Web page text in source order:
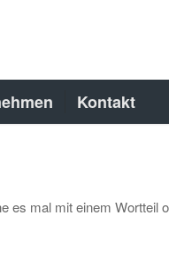
Kontakt
es mal mit einem Wortteil